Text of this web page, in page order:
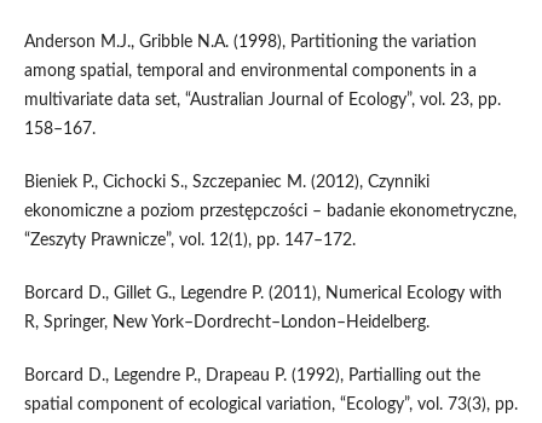
Anderson M.J., Gribble N.A. (1998), Partitioning the variation
among spatial, temporal and environmental components in a
multivariate data set, “Australian Journal of Ecology”, vol. 23, pp.
158–167.
Bieniek P., Cichocki S., Szczepaniec M. (2012), Czynniki
ekonomiczne a poziom przestępczości – badanie ekonometryczne,
“Zeszyty Prawnicze”, vol. 12(1), pp. 147–172.
Borcard D., Gillet G., Legendre P. (2011), Numerical Ecology with
R, Springer, New York–Dordrecht–London–Heidelberg.
Borcard D., Legendre P., Drapeau P. (1992), Partialling out the
spatial component of ecological variation, “Ecology”, vol. 73(3), pp.